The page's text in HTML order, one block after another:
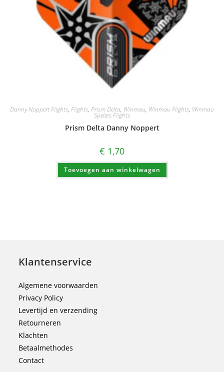
Danny Noppert Flights, Flights, Prism Delta, Winmau, Winmau Flights, Winmau
Spelers Flights
Prism Delta Danny Noppert
€ 1,70
Toevoegen aan winkelwagen
Klantenservice
Algemene voorwaarden
Privacy Policy
Levertijd en verzending
Retourneren
Klachten
Betaalmethodes
Contact